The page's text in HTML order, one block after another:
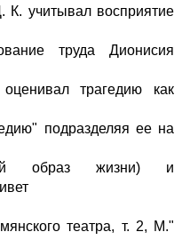
К. учитывал восприятие
труда Дионисия
трагедию как
подразделяя ее на
образ жизни) и
театра, т. 2, M."